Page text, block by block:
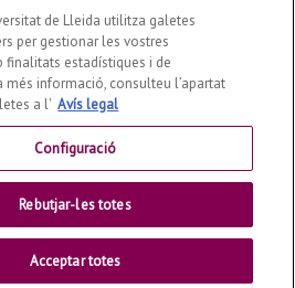
de Lleida utilitza galetes
per gestionar les vostres
finalitats estadístiques i de
més informació, consulteu l’apartat
a l' Avís legal
Configuració
Rebutjar-les totes
Acceptar totes